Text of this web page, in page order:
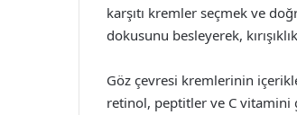
karşıtı kremler seçmek ve
dokusunu besleyerek,
Göz çevresi kremlerinin
retinol, peptitler ve C vitamini